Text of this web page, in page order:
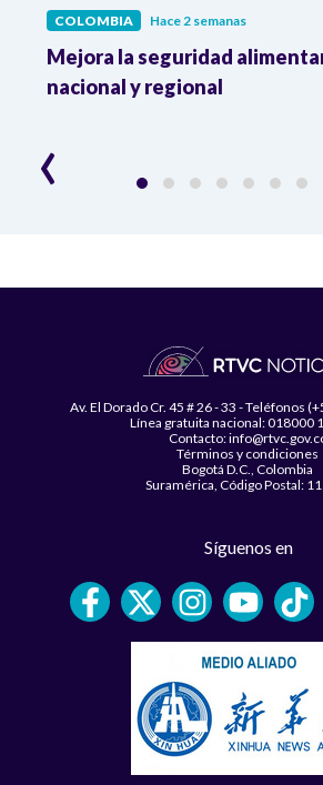
COLOMBIA Hace 2 semanas
Mejora la seguridad
nacional y regional
‹
Av. El Dorado Cr. 45 # 26 - 33 - Teléfonos
Línea gratuita nacional: 018000
Contacto:
Términos y condiciones
Bogotá D.C., Colombia
Suramérica, Código Postal:
Síguenos en